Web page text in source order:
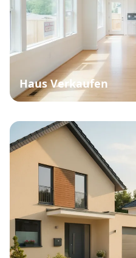
Haus Verkaufen